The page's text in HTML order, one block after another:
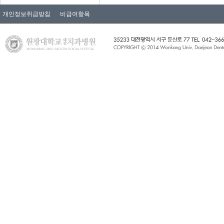
개인정보취급방침 비급여항목